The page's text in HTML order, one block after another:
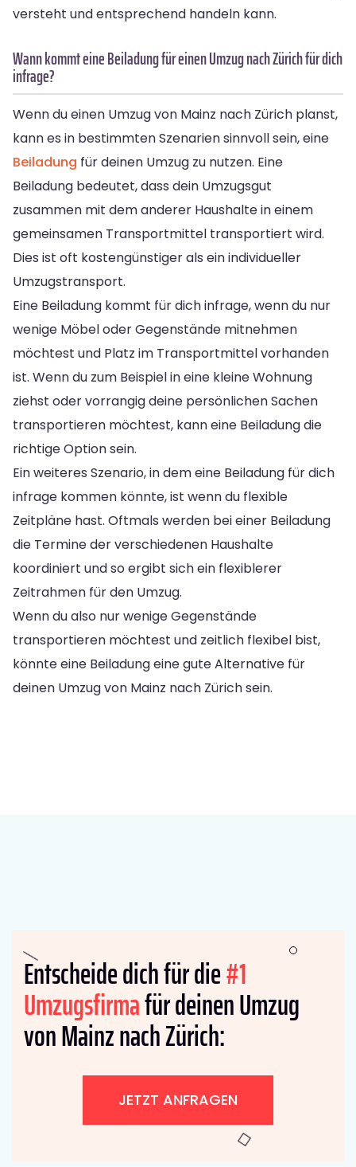
versteht und entsprechend handeln kann.
Wann kommt eine Beiladung für einen Umzug nach Zürich für dich
infrage?
Wenn du einen Umzug von Mainz nach Zürich planst,
kann es in bestimmten Szenarien sinnvoll sein, eine
Beiladung für deinen Umzug zu nutzen. Eine
Beiladung bedeutet, dass dein Umzugsgut
zusammen mit dem anderer Haushalte in einem
gemeinsamen Transportmittel transportiert wird.
Dies ist oft kostengünstiger als ein individueller
Umzugstransport.
Eine Beiladung kommt für dich infrage, wenn du nur
wenige Möbel oder Gegenstände mitnehmen
möchtest und Platz im Transportmittel vorhanden
ist. Wenn du zum Beispiel in eine kleine Wohnung
ziehst oder vorrangig deine persönlichen Sachen
transportieren möchtest, kann eine Beiladung die
richtige Option sein.
Ein weiteres Szenario, in dem eine Beiladung für dich
infrage kommen könnte, ist wenn du flexible
Zeitpläne hast. Oftmals werden bei einer Beiladung
die Termine der verschiedenen Haushalte
koordiniert und so ergibt sich ein flexiblerer
Zeitrahmen für den Umzug.
Wenn du also nur wenige Gegenstände
transportieren möchtest und zeitlich flexibel bist,
könnte eine Beiladung eine gute Alternative für
deinen Umzug von Mainz nach Zürich sein.
Entscheide dich für die#1
Umzugsfirmafür deinen Umzug
von Mainz nach Zürich:
JETZT ANFRAGEN